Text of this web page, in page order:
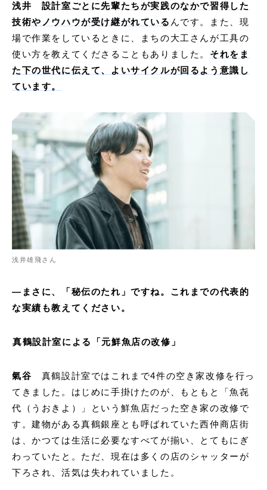
浅井
設計室ごとに先輩たちが実践のなかで習得した
技術やノウハウが受け継がれている んです。また、現
場で作業をしているときに、まちの大工さんが工具の
使い方を教えてくださることもありました。 それをま
た下の世代に伝えて、よいサイクルが回るよう意識し
ています。
浅井雄飛さん
―まさに、「秘伝のたれ」ですね。これまでの代表的
な実績も教えてください。
真鶴設計室による「元鮮魚店の改修」
氣谷
真鶴設計室ではこれまで4件の空き家改修を行っ
てきました。はじめに手掛けたのが、もともと「魚㐂
代（うおきよ）」という鮮魚店だった空き家の改修で
す。建物がある真鶴銀座とも呼ばれていた西仲商店街
は、かつては生活に必要なすべてが揃い、とてもにぎ
わっていたと。ただ、現在は多くの店のシャッターが
下ろされ、活気は失われていました。